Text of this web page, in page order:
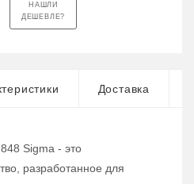
НАШЛИ
ДЕШЕВЛЕ?
Доставка
Sigma - это
разработанное для